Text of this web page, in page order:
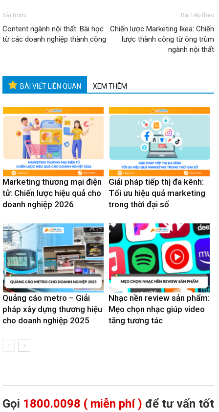
Bài trước
Content ngành nội thất: Bài học
từ các doanh nghiệp thành công
Bài tiếp theo
Chiến lược Marketing Ikea: Chiến
lược thành công từ ông trùm
ngành nội thất
BÀI VIẾT LIÊN QUAN XEM THÊM
Marketing thương mại điện
tử: Chiến lược hiệu quả cho
doanh nghiệp 2026
Giải pháp tiếp thị đa kênh:
Tối ưu hiệu quả marketing
trong thời đại số
Quảng cáo metro – Giải
pháp xây dựng thương hiệu
cho doanh nghiệp 2025
Nhạc nền review sản phẩm:
Mẹo chọn nhạc giúp video
tăng tương tác
Gọi 1800.0098 ( miễn phí ) để tư vấn tốt